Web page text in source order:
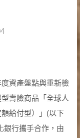
資產盤點與重新檢
壽險商品「全球人
給付型）」(以下
銀行攜手合作，由